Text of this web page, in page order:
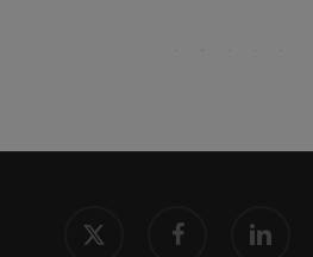
twitter